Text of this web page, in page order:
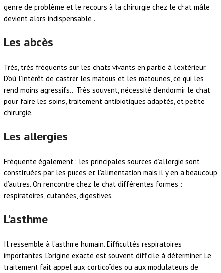
genre de problème et le recours à la chirurgie chez le chat mâle
devient alors indispensable .
Les abcès
Très, très fréquents sur les chats vivants en partie à l’extérieur.
D’où l’intérêt de castrer les matous et les matounes, ce qui les
rend moins agressifs… Très souvent, nécessité d’endormir le chat
pour faire les soins, traitement antibiotiques adaptés, et petite
chirurgie.
Les allergies
Fréquente également : les principales sources d’allergie sont
constituées par les puces et l’alimentation mais il y en a beaucoup
d’autres. On rencontre chez le chat différentes formes :
respiratoires, cutanées, digestives.
L’asthme
Il ressemble à l’asthme humain. Difficultés respiratoires
importantes. L’origine exacte est souvent difficile à déterminer. Le
traitement fait appel aux corticoïdes ou aux modulateurs de